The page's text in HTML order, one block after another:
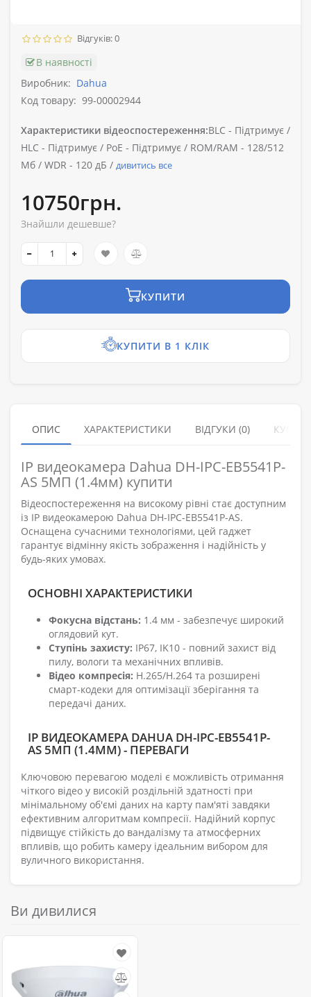
Відгуків: 0
В наявності
Виробник: Dahua
Код товару: 99-00002944
Характеристики відеоспостереження:BLC - Підтримує /
HLC - Підтримує / PoE - Підтримує / ROM/RAM - 128/512
Мб / WDR - 120 дБ / дивитись все
10750грн.
Знайшли дешевше?
КУПИТИ
КУПИТИ В 1 КЛІК
ОПИС ХАРАКТЕРИСТИКИ ВІДГУКИ (0)
IP видеокамера Dahua DH-IPC-EB5541P-
AS 5МП (1.4мм) купити
Відеоспостереження на високому рівні стає доступним
із IP видеокамерою Dahua DH-IPC-EB5541P-AS.
Оснащена сучасними технологіями, цей гаджет
гарантує відмінну якість зображення і надійність у
будь-яких умовах.
ОСНОВНІ ХАРАКТЕРИСТИКИ
Фокусна відстань: 1.4 мм - забезпечує широкий
оглядовий кут.
Ступінь захисту: IP67, IK10 - повний захист від
пилу, вологи та механічних впливів.
Відео компресія: H.265/H.264 та розширені
смарт-кодеки для оптимізації зберігання та
передачі даних.
IP ВИДЕОКАМЕРА DAHUA DH-IPC-EB5541P-
AS 5МП (1.4ММ) - ПЕРЕВАГИ
Ключовою перевагою моделі є можливість отримання
чіткого відео у високій роздільній здатності при
мінімальному об'ємі даних на карту пам'яті завдяки
ефективним алгоритмам компресії. Надійний корпус
підвищує стійкість до вандалізму та атмосферних
впливів, що робить камеру ідеальним вибором для
вуличного використання.
Ви дивилися